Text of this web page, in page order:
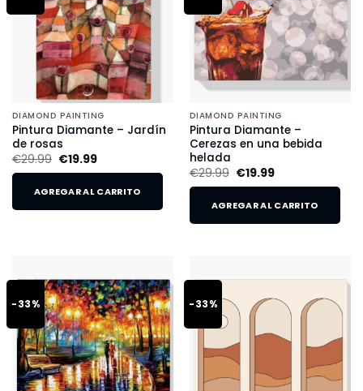
DIAMOND PAINTING
Pintura Diamante – Jardín
de rosas
€29.99 €19.99
AGREGAR AL CARRITO
DIAMOND PAINTING
Pintura Diamante –
Cerezas en una bebida
helada
€29.99 €19.99
AGREGAR AL CARRITO
-33% -33%